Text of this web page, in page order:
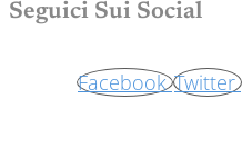
Seguici Sui Social
Facebook Twitter